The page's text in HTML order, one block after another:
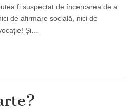
fi suspectat de încercarea de a
de afirmare socială, nici de
Şi…